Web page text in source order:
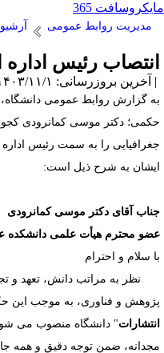
365
مدیریت روابط عمومی آرشیو
رئیس اداره
بروزرسانی: ۱۴۰۳/۱۱/۱ |
گزارش روابط عمومی دانشگاه،
دکتر موسی کمانرودی
را به سمت رئیس اداره
به شرح ذیل است:
آقای دکتر موسی کمانرودی
محترم هیأت علمی دانشکده
سلام و احترام
به مراتب دانش، تعهد و
و فناوری، به موجب این
" دانشگاه منصوب می شوید.
ضمن توجه دقیق و همه